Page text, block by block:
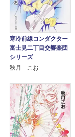
寒冷前線コンダクター
富士見二丁目交響楽団
シリーズ
秋月 こお